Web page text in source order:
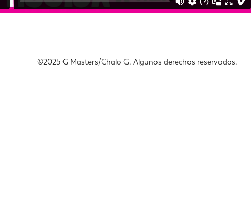
©️2025 G Masters/Chalo G. Algunos derechos reservados.